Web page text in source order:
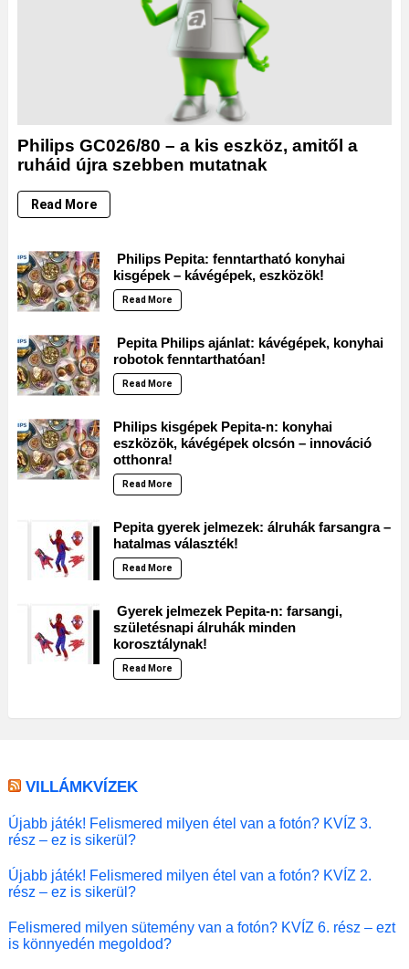
Philips GC026/80 – a kis eszköz, amitől a
ruháid újra szebben mutatnak
Read More
Philips Pepita: fenntartható konyhai
kisgépek – kávégépek, eszközök!
Read More
Pepita Philips ajánlat: kávégépek, konyhai
robotok fenntarthatóan!
Read More
Philips kisgépek Pepita-n: konyhai
eszközök, kávégépek olcsón – innováció
otthonra!
Read More
Pepita gyerek jelmezek: álruhák farsangra –
hatalmas választék!
Read More
Gyerek jelmezek Pepita-n: farsangi,
születésnapi álruhák minden
korosztálynak!
Read More
VILLÁMKVÍZEK
Újabb játék! Felismered milyen étel van a fotón? KVÍZ 3.
rész – ez is sikerül?
Újabb játék! Felismered milyen étel van a fotón? KVÍZ 2.
rész – ez is sikerül?
Felismered milyen sütemény van a fotón? KVÍZ 6. rész – ezt
is könnyedén megoldod?